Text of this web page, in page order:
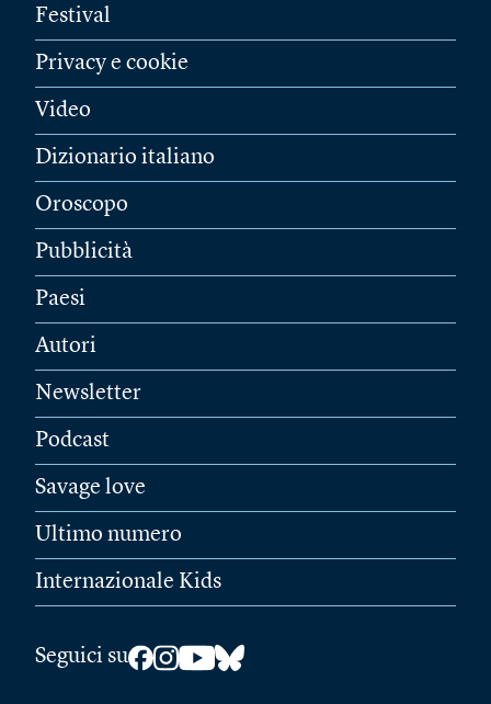
Festival
Privacy e cookie
Video
Dizionario italiano
Oroscopo
Pubblicità
Paesi
Autori
Newsletter
Podcast
Savage love
Ultimo numero
Internazionale Kids
Seguici su